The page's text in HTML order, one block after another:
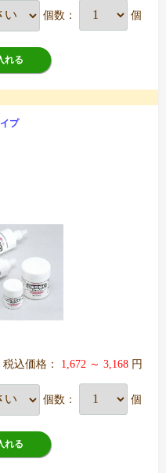
個数： 個
れる
プ
税込価格： 1,672 ～ 3,168 円
個数： 個
れる